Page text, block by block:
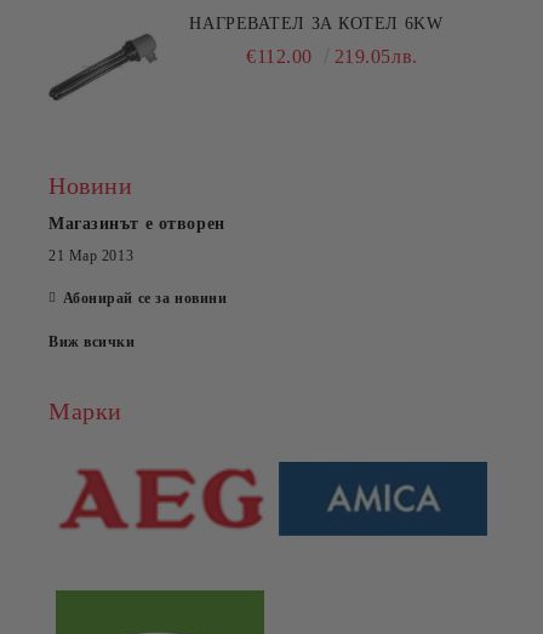
НАГРЕВАТЕЛ ЗА КОТЕЛ 6KW
€112.00 219.05лв.
Новини
Магазинът е отворен
21 Мар 2013
Абонирай се за новини
Виж всички
Марки